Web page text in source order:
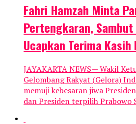
Fahri Hamzah Minta
Pertengkaran, Sambut
Ucapkan Terima Kasih
JAYAKARTA NEWS— Wakil
Gelombang Rakyat (Gelora)
memuji kebesaran jiwa
dan Presiden terpilih Prabowo